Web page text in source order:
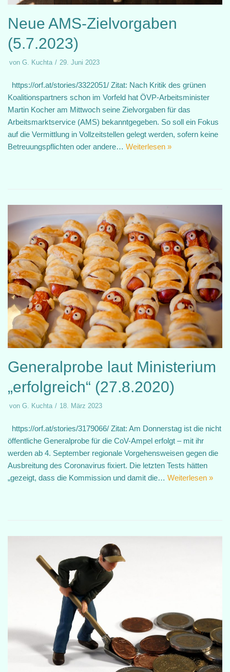
Neue AMS-Zielvorgaben
(5.7.2023)
von G. Kuchta 29. Juni 2023
https://orf.at/stories/3322051/ Zitat: Nach Kritik des grünen
Koalitionspartners schon im Vorfeld hat ÖVP-Arbeitsminister
Martin Kocher am Mittwoch seine Zielvorgaben für das
Arbeitsmarktservice (AMS) bekanntgegeben. So soll ein Fokus
auf die Vermittlung in Vollzeitstellen gelegt werden, sofern keine
Betreuungspflichten oder andere… Weiterlesen »
Generalprobe laut Ministerium
„erfolgreich“ (27.8.2020)
von G. Kuchta 18. März 2023
https://orf.at/stories/3179066/ Zitat: Am Donnerstag ist die nicht
öffentliche Generalprobe für die CoV-Ampel erfolgt – mit ihr
werden ab 4. September regionale Vorgehensweisen gegen die
Ausbreitung des Coronavirus fixiert. Die letzten Tests hätten
„gezeigt, dass die Kommission und damit die… Weiterlesen »